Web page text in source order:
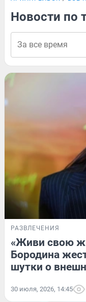
Новости по
РАЗВЛЕЧЕНИЯ
«Живи свою
Бородина
шутки о
30 июля, 2026, 14:45